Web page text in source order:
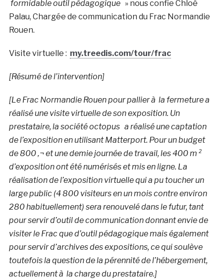
formidable outil pédagogique» nous confie Chloé
Palau, Chargée de communication du Frac Normandie
Rouen.
Visite virtuelle : my.treedis.com/tour/frac
[Résumé de l’intervention]
[Le Frac Normandie Rouen pour pallier à la fermeture a
réalisé une visite virtuelle de son exposition. Un
prestataire, la société octopus a réalisé une captation
de l’exposition en utilisant Matterport. Pour un budget
de 800 ‚¬ et une demie journée de travail, les 400 m ²
d’exposition ont été numérisés et mis en ligne. La
réalisation de l’exposition virtuelle qui a pu toucher un
large public (4 800 visiteurs en un mois contre environ
280 habituellement) sera renouvelé dans le futur, tant
pour servir d’outil de communication donnant envie de
visiter le Frac que d’outil pédagogique mais également
pour servir d’archives des expositions, ce qui soulève
toutefois la question de la pérennité de l’hébergement,
actuellement à la charge du prestataire.]